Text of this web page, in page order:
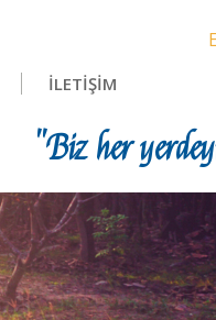
İLETİŞİM
"Biz her